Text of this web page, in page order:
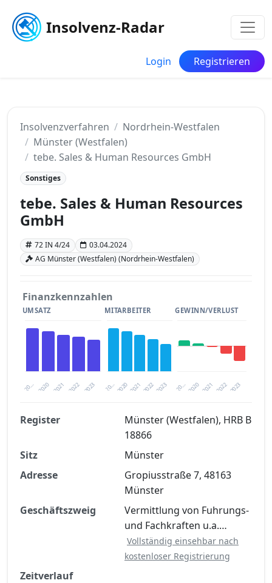
Insolvenz-Radar
Login Registrieren
Insolvenzverfahren
Nordrhein-Westfalen
Münster (Westfalen)
tebe. Sales & Human Resources GmbH
Sonstiges
tebe. Sales & Human Resources
GmbH
72 IN 4/24
03.04.2024
AG Münster (Westfalen) (Nordrhein-Westfalen)
Finanzkennzahlen
UMSATZ
20… 2021 2023
2020 2022
MITARBEITER
20… 2021 2023
2020 2022
GEWINN/VERLUST
20… 2021 2023
2020 2022
Finanzkennzahlen nach kostenloser
Registrierung verfügbar
Jetzt kostenlos registrieren
Register
Münster (Westfalen), HRB B
18866
Sitz
Münster
Adresse
Gropiusstraße 7, 48163
Münster
Geschäftszweig
Vermittlung von Fuhrungs-
und Fachkraften u.a.…
Vollständig einsehbar nach
kostenloser Registrierung
Zeitverlauf